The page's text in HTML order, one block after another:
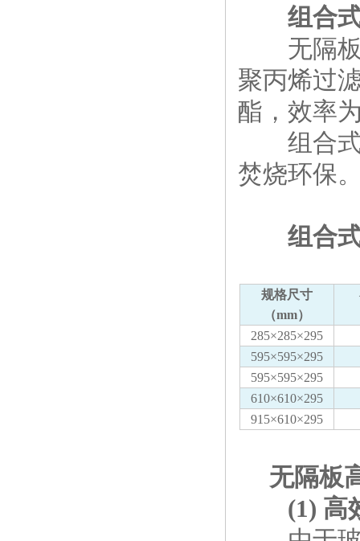
组合
无隔板
聚丙烯过
酯，效率
组合式
焚烧环保
组合
规格尺寸
（mm）
285×285×295
595×595×295
595×595×295
610×610×295
915×610×295
无隔板
(1) 高